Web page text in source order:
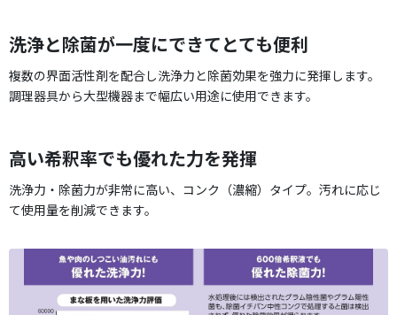
洗浄と除菌が一度にできてとても便利
複数の界面活性剤を配合し洗浄力と除菌効果を強力に発揮します。
調理器具から大型機器まで幅広い用途に使用できます。
高い希釈率でも優れた力を発揮
洗浄力・除菌力が非常に高い、コンク（濃縮）タイプ。汚れに応じ
て使用量を削減できます。